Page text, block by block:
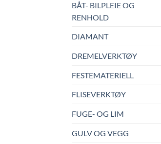
BÅT- BILPLEIE OG
RENHOLD
DIAMANT
DREMELVERKTØY
FESTEMATERIELL
FLISEVERKTØY
FUGE- OG LIM
GULV OG VEGG